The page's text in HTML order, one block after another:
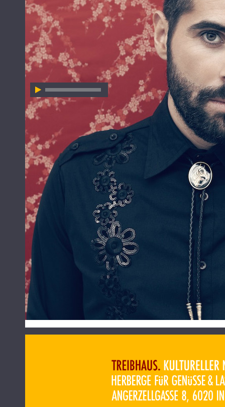
FUEL FANDANGO
FUEL FANDANGO
Always Searching